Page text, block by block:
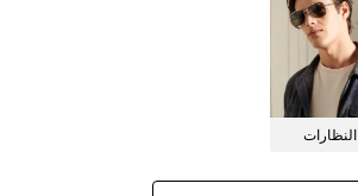
النظارات